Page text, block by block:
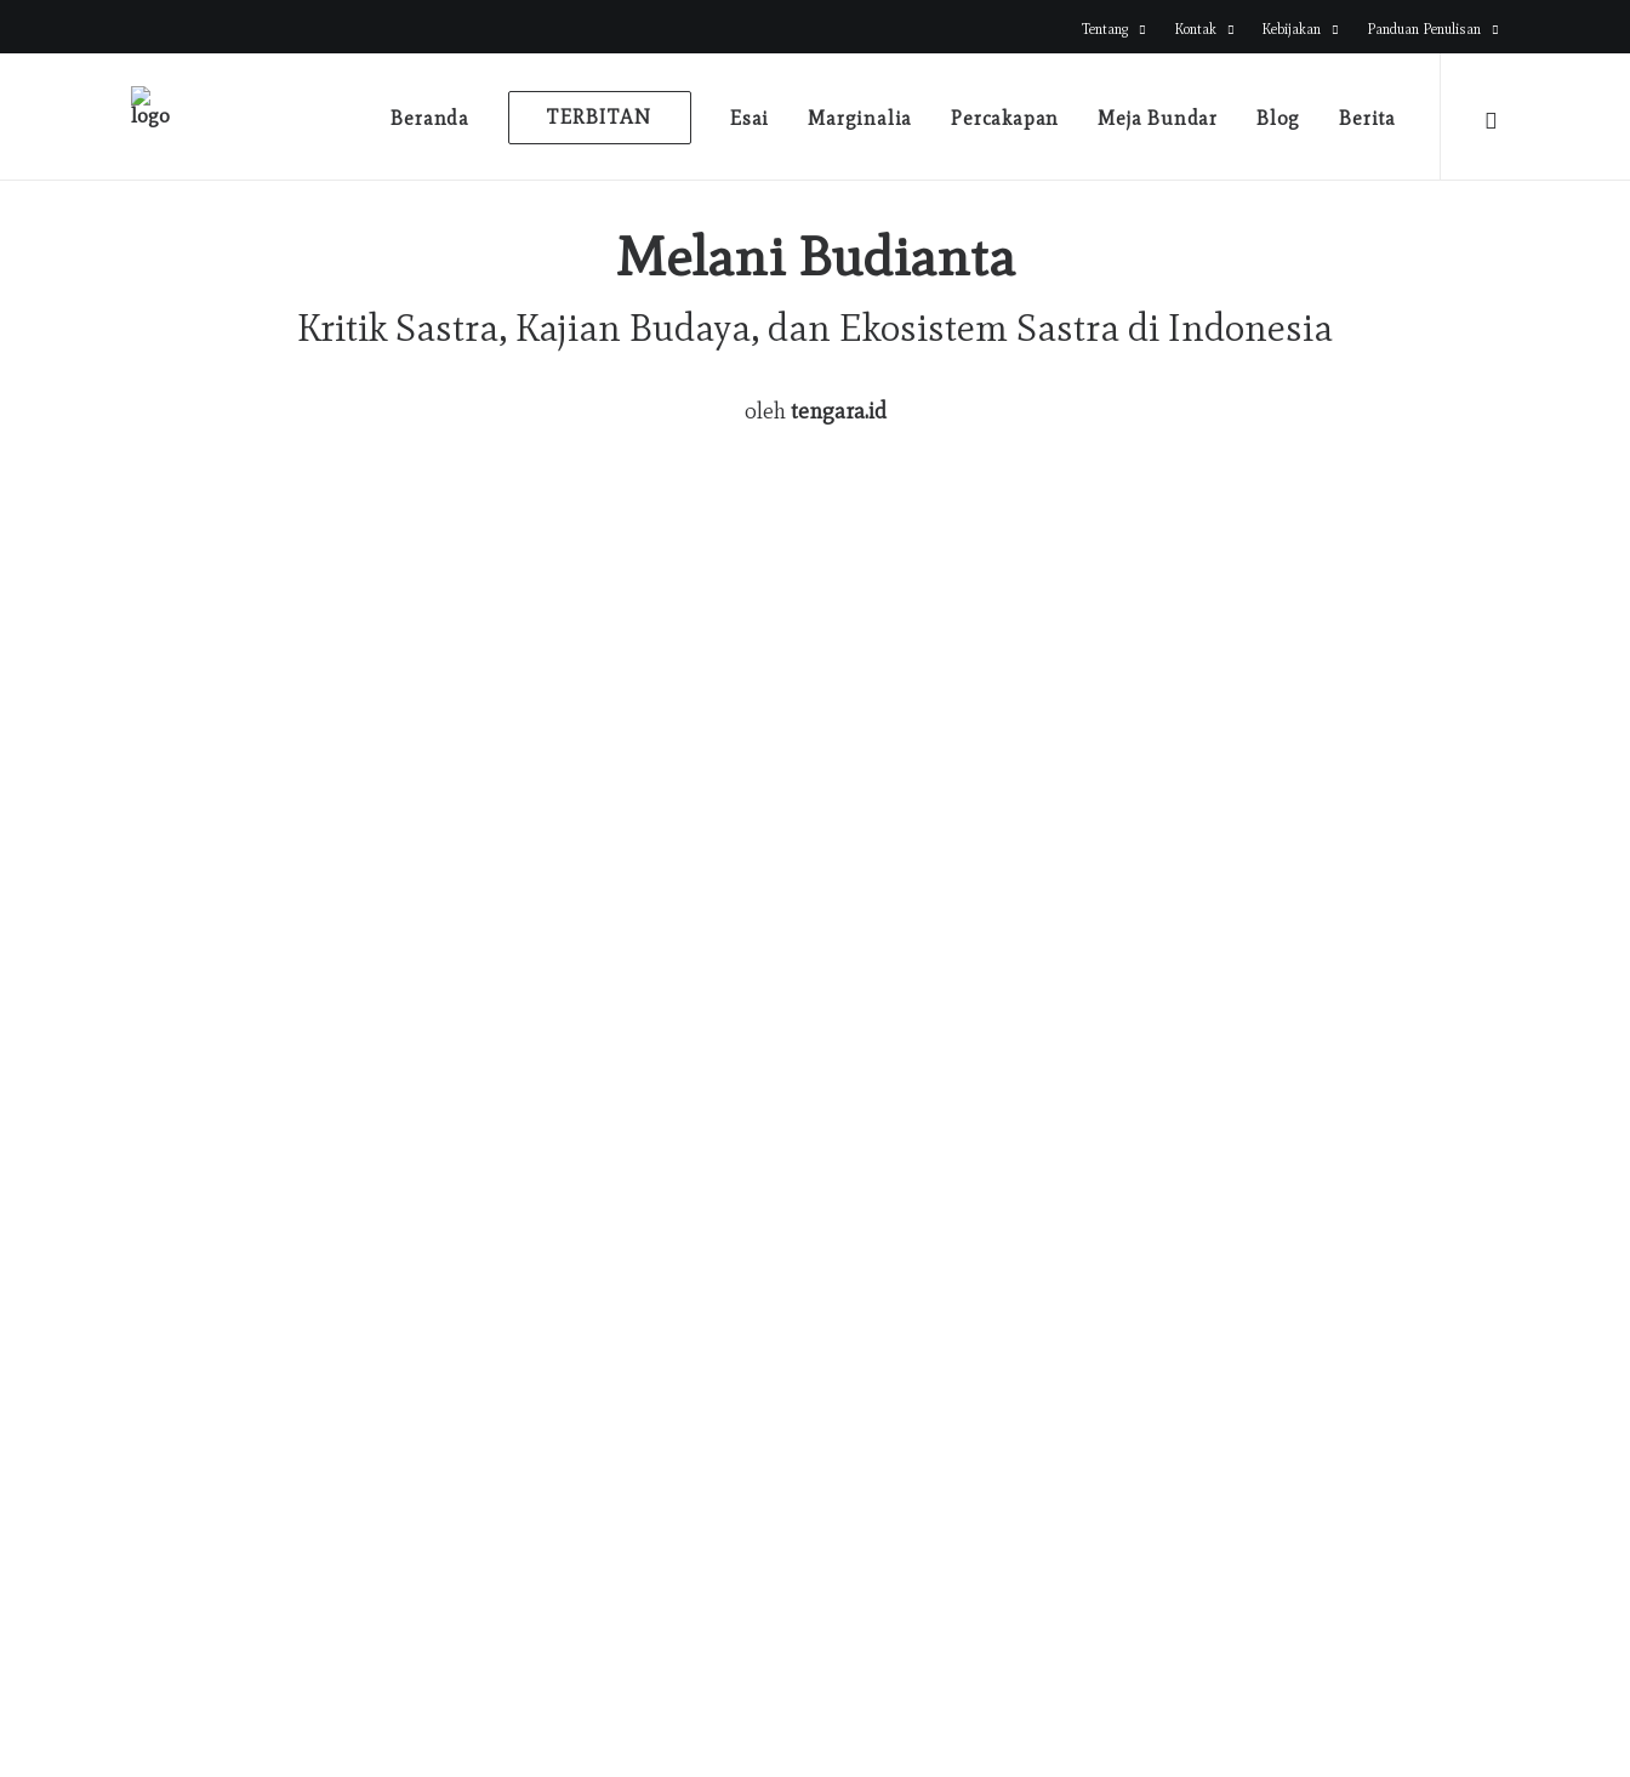
Tentang Kontak Kebijakan Panduan Penulisan
Beranda TERBITAN Esai Marginalia Percakapan Meja Bundar Blog Berita
Melani Budianta
Kritik Sastra, Kajian Budaya, dan Ekosistem Sastra di Indonesia
olehtengara.id